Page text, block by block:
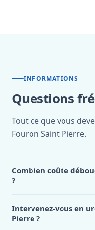
INFORMATIONS
Questions
Tout ce que vous
Fouron Saint Pierre.
Combien coûte
?
Saint Pierre, appelez le
Intervenez-vous en
Pierre ?